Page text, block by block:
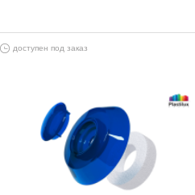
доступен под заказ